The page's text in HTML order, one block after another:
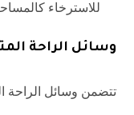
للاسترخاء
وسائل الراحة
تتضمن وسائل الراحة